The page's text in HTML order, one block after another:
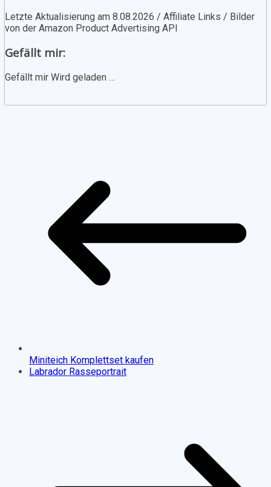
Letzte Aktualisierung am 8.08.2026 / Affiliate Links / Bilder
von der Amazon Product Advertising API
Gefällt mir:
Gefällt mir Wird geladen …
Miniteich Komplettset kaufen
Labrador Rasseportrait